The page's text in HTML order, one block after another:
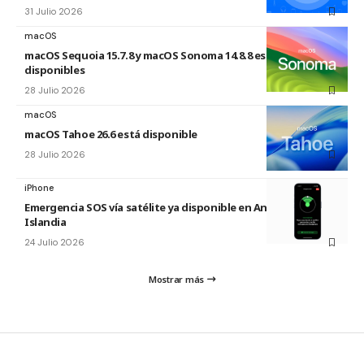
31 Julio 2026
macOS
macOS Sequoia 15.7.8 y macOS Sonoma 14.8.8 están
disponibles
28 Julio 2026
macOS
macOS Tahoe 26.6 está disponible
28 Julio 2026
iPhone
Emergencia SOS vía satélite ya disponible en Andorra e
Islandia
24 Julio 2026
Mostrar más